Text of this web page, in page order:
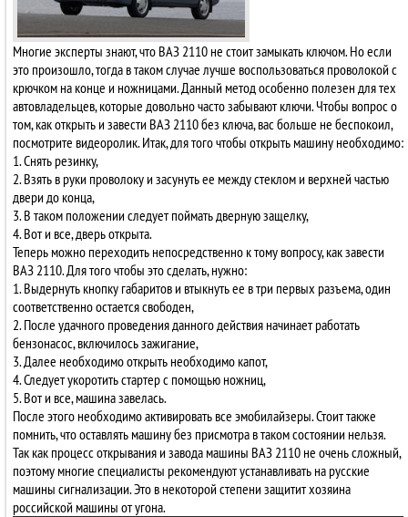
Многие эксперты знают, что ВАЗ 2110 не стоит замыкать ключом. Но если
это произошло, тогда в таком случае лучше воспользоваться проволокой с
крючком на конце и ножницами. Данный метод особенно полезен для тех
автовладельцев, которые довольно часто забывают ключи. Чтобы вопрос о
том, как открыть и завести ВАЗ 2110 без ключа, вас больше не беспокоил,
посмотрите видеоролик. Итак, для того чтобы открыть машину необходимо:
1. Снять резинку,
2. Взять в руки проволоку и засунуть ее между стеклом и верхней частью
двери до конца,
3. В таком положении следует поймать дверную защелку,
4. Вот и все, дверь открыта.
Теперь можно переходить непосредственно к тому вопросу, как завести
ВАЗ 2110. Для того чтобы это сделать, нужно:
1. Выдернуть кнопку габаритов и втыкнуть ее в три первых разъема, один
соответственно остается свободен,
2. После удачного проведения данного действия начинает работать
бензонасос, включилось зажигание,
3. Далее необходимо открыть необходимо капот,
4. Следует укоротить стартер с помощью ножниц,
5. Вот и все, машина завелась.
После этого необходимо активировать все эмобилайзеры. Стоит также
помнить, что оставлять машину без присмотра в таком состоянии нельзя.
Так как процесс открывания и завода машины ВАЗ 2110 не очень сложный,
поэтому многие специалисты рекомендуют устанавливать на русские
машины сигнализации. Это в некоторой степени защитит хозяина
российской машины от угона.